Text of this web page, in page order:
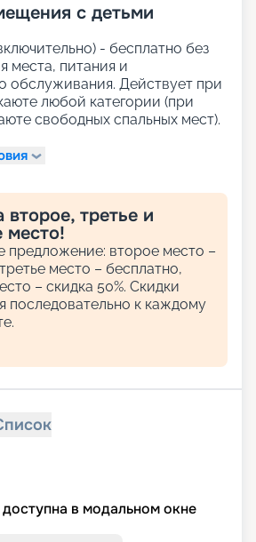
с детьми
- бесплатно без
места, питания и
обслуживания. Действует при
любой категории (при
свободных спальных мест).
второе, третье и
место!
предложение: второе место –
место – бесплатно,
– скидка 50%. Скидки
последовательно к каждому
в модальном окне